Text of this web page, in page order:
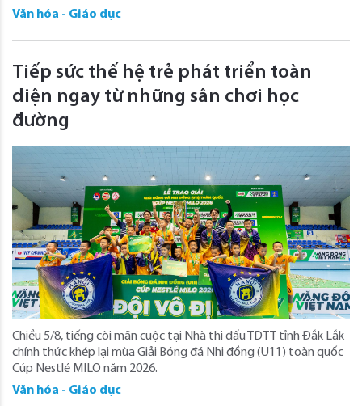
Văn hóa - Giáo dục
Tiếp sức thế hệ trẻ phát triển toàn
diện ngay từ những sân chơi học
đường
Chiều 5/8, tiếng còi mãn cuộc tại Nhà thi đấu TDTT tỉnh Đắk Lắk
chính thức khép lại mùa Giải Bóng đá Nhi đồng (U11) toàn quốc
Cúp Nestlé MILO năm 2026.
Văn hóa - Giáo dục